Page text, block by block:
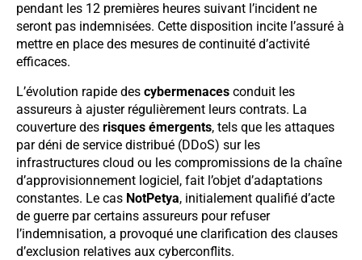
pendant les 12 premières heures suivant l’incident ne
seront pas indemnisées. Cette disposition incite l’assuré à
mettre en place des mesures de continuité d’activité
efficaces.
L’évolution rapide des cybermenaces conduit les
assureurs à ajuster régulièrement leurs contrats. La
couverture des risques émergents, tels que les attaques
par déni de service distribué (DDoS) sur les
infrastructures cloud ou les compromissions de la chaîne
d’approvisionnement logiciel, fait l’objet d’adaptations
constantes. Le cas NotPetya, initialement qualifié d’acte
de guerre par certains assureurs pour refuser
l’indemnisation, a provoqué une clarification des clauses
d’exclusion relatives aux cyberconflits.